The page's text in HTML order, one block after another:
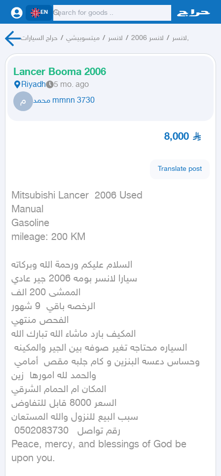
EN
حراج السيارات / ميتسوبيشي / لانسر / لانسر 2006 / لانسر,
Lancer Booma 2006
Riyadh 5 mo. ago
م محمد mmnn 3730
8,000
Translate post
Mitsubishi Lancer  2006 Used
Manual
Gasoline
mileage: 200 KM
السلام عليكم ورحمة الله وبركاته
سيارا لانسر بومه 2006 جير عادي
الممشى 200 الف
الرخصه باقي  9 شهور
الفحص منتهي
المكيف بارد ماشاء الله تبارك الله
والحمد لله امورها  زين
المكان ام الحمام الشرقي
السعر 8000 قابل للتفاوض
سبب البيع للنزول والله المستعان
Peace, mercy, and blessings of God be
upon you.